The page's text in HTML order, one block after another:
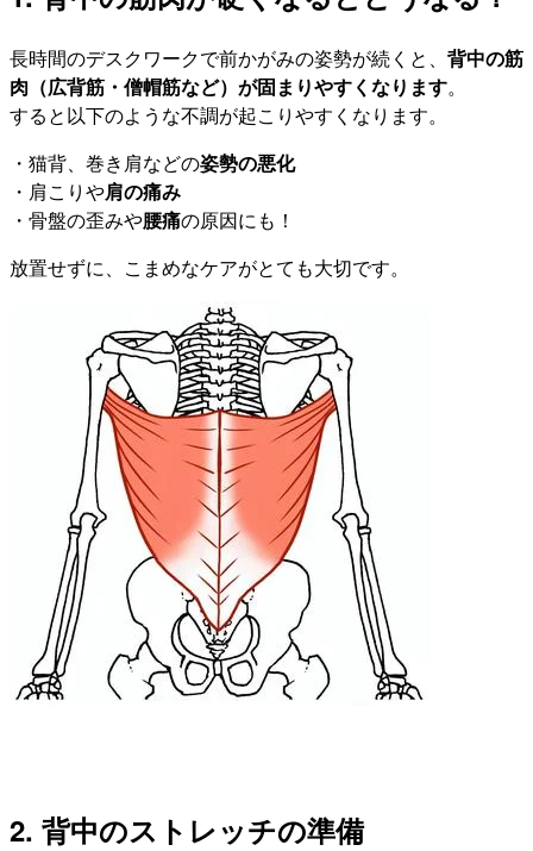
長時間のデスクワークで前かがみの姿勢が続くと、 背中の筋
肉（広背筋・僧帽筋など）が固まりやすくなります。
すると以下のような不調が起こりやすくなります。
・猫背、巻き肩などの姿勢の悪化
・肩こりや肩の痛み
・骨盤の歪みや腰痛の原因にも！
放置せずに、こまめなケアがとても大切です。
2. 背中のストレッチの準備